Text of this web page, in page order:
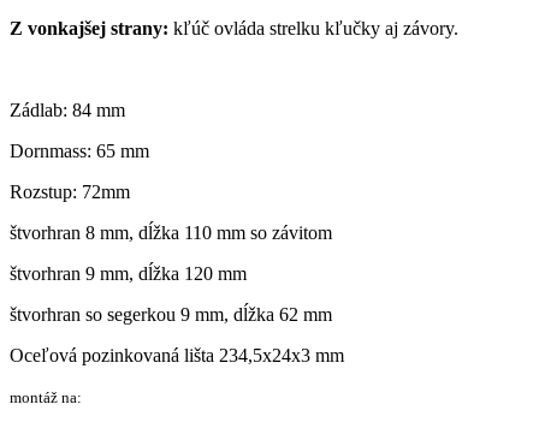
Z vonkajšej strany: kľúč ovláda strelku kľučky aj závory.
Zádlab: 84 mm
Dornmass: 65 mm
Rozstup: 72mm
štvorhran 8 mm, dĺžka 110 mm so závitom
štvorhran 9 mm, dĺžka 120 mm
štvorhran so segerkou 9 mm, dĺžka 62 mm
Oceľová pozinkovaná lišta 234,5x24x3 mm
montáž na: